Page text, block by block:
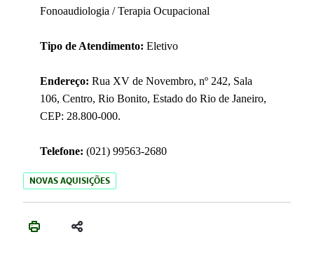
Fonoaudiologia / Terapia Ocupacional
Tipo de Atendimento: Eletivo
Endereço: Rua XV de Novembro, nº 242, Sala
106, Centro, Rio Bonito, Estado do Rio de Janeiro,
CEP: 28.800-000.
Telefone: (021) 99563-2680
NOVAS AQUISIÇÕES